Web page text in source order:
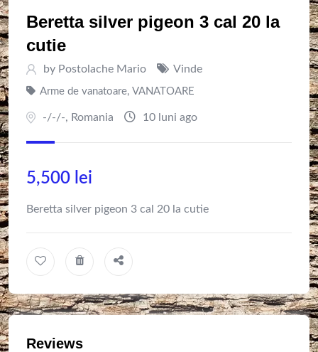
Beretta silver pigeon 3 cal 20 la
cutie
by Postolache Mario Vinde
Arme de vanatoare, VANATOARE
-/-/-, Romania 10 luni ago
5,500 lei
Beretta silver pigeon 3 cal 20 la cutie
Reviews